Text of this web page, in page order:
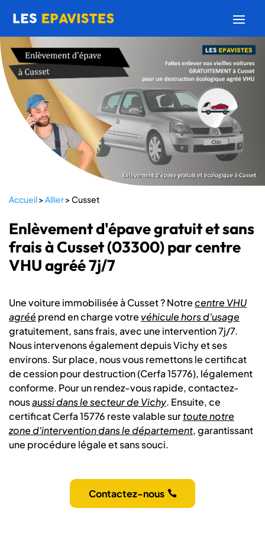
Accueil>Allier>Cusset
Enlèvement d'épave gratuit et sans
frais à Cusset (03300) par centre
VHU agréé 7j/7
Une voiture immobilisée à Cusset ? Notrecentre VHU
agréé prend en charge votre véhicule hors d'usage
gratuitement, sans frais, avec une intervention 7j/7.
Nous intervenons également depuis Vichy et ses
environs. Sur place, nous vous remettons le certificat
de cession pour destruction (Cerfa 15776), légalement
conforme. Pour un rendez-vous rapide, contactez-
nousaussi dans le secteur de Vichy. Ensuite, ce
certificat Cerfa 15776 reste valable surtoute notre
zone d'intervention dans le département, garantissant
une procédure légale et sans souci.
Contactez-nous